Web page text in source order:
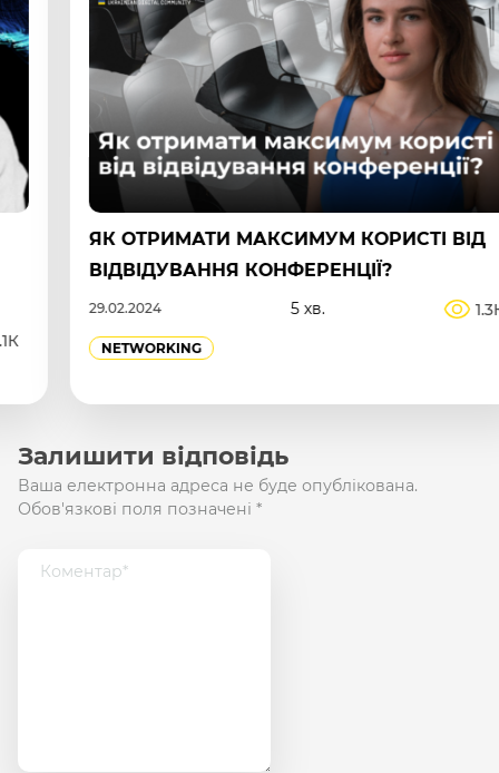
ЯК ОТРИМАТИ МАКСИМУМ КОРИСТІ ВІД
ВІДВІДУВАННЯ КОНФЕРЕНЦІЇ?
29.02.2024 1.3К
NETWORKING
Залишити відповідь
Ваша електронна адреса не буде опублікована.
Обов'язкові поля позначені *